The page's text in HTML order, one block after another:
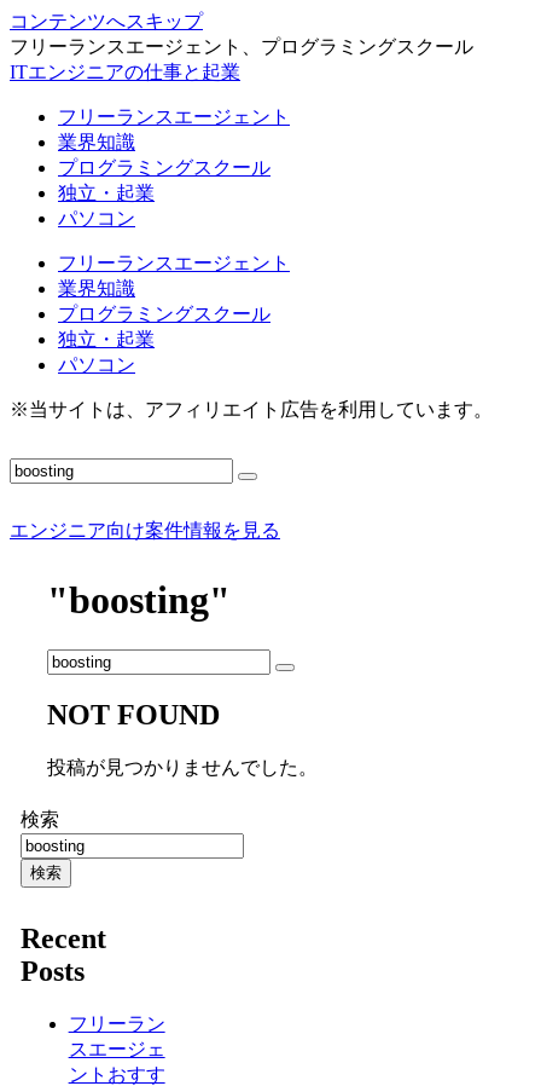
コンテンツへスキップ
フリーランスエージェント、プログラミングスクール
ITエンジニアの仕事と起業
フリーランスエージェント
業界知識
プログラミングスクール
独立・起業
パソコン
フリーランスエージェント
業界知識
プログラミングスクール
独立・起業
パソコン
※当サイトは、アフィリエイト広告を利用しています。
エンジニア向け案件情報を見る
"boosting"
NOT FOUND
投稿が見つかりませんでした。
検索
検索
Recent
Posts
フリーラン
スエージェ
ントおすす